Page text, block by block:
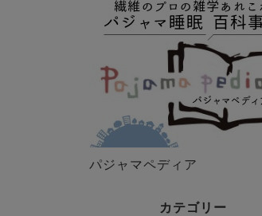
パジャマペディア
カテゴリー